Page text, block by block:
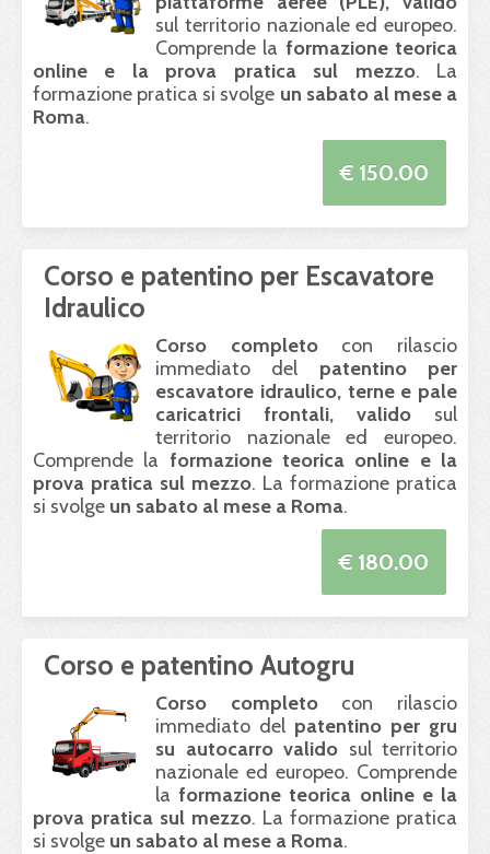
sul territorio nazionale ed europeo.
Comprende la formazione teorica
online e la prova pratica sul mezzo. La
formazione pratica si svolge un sabato al mese a
Roma.
€ 150.00
Corso e patentino per Escavatore
Idraulico
Corso completocon rilascio
immediato del patentino per
escavatore idraulico, terne e pale
caricatrici frontali, valido sul
territorio nazionale ed europeo.
Comprende la formazione teorica online e la
prova pratica sul mezzo. La formazione pratica
si svolge un sabato al mese a Roma.
€ 180.00
Corso e patentino Autogru
Corso completocon rilascio
immediato del patentino per gru
su autocarro valido sul territorio
nazionale ed europeo. Comprende
laformazione teorica online e la
prova pratica sul mezzo. La formazione pratica
si svolge un sabato al mese a Roma.